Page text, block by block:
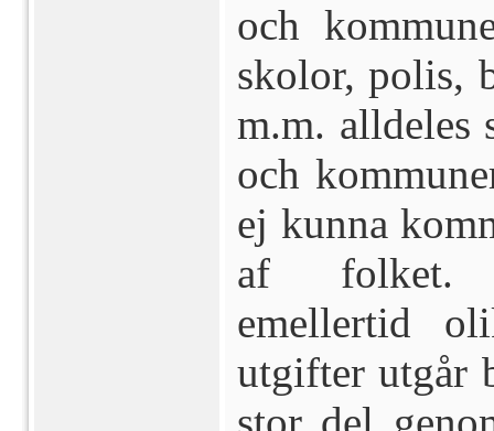
och
skolor, polis,
m.m. alldeles
och
ej kunna
af folket.
emellertid
utgifter utgår